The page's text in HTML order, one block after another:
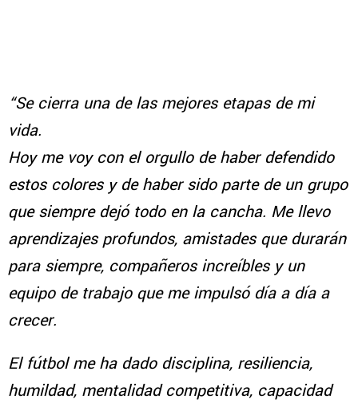
“Se cierra una de las mejores etapas de mi
vida.
Hoy me voy con el orgullo de haber defendido
estos colores y de haber sido parte de un grupo
que siempre dejó todo en la cancha. Me llevo
aprendizajes profundos, amistades que durarán
para siempre, compañeros increíbles y un
equipo de trabajo que me impulsó día a día a
crecer.
El fútbol me ha dado disciplina, resiliencia,
humildad, mentalidad competitiva, capacidad